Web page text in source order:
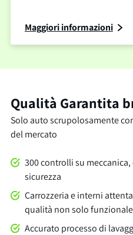
Maggiori informazioni
Qualità Garantita
Solo auto scrupolosamente
del mercato
300 controlli su
sicurezza
Carrozzeria e interni
qualità non solo
Accurato processo di